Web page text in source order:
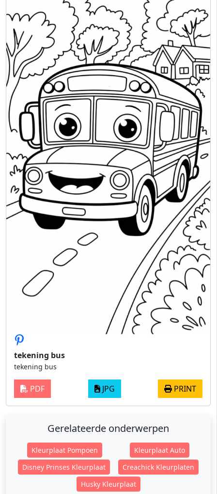
tekening bus
tekening bus
PDF JPG PRINT
Gerelateerde onderwerpen
Kleurplaat Pompoen
Kleurplaat Auto
Disney Prinses Kleurplaat
Creachick Kleurplaten
Husky Kleurplaat